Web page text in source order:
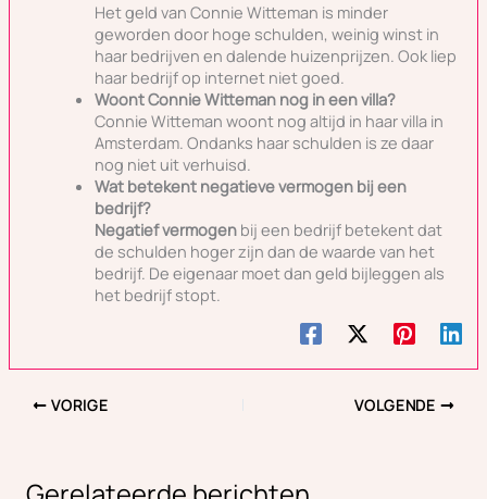
Het geld van Connie Witteman is minder
geworden door hoge schulden, weinig winst in
haar bedrijven en dalende huizenprijzen. Ook liep
haar bedrijf op internet niet goed.
Woont Connie Witteman nog in een villa?
Connie Witteman woont nog altijd in haar villa in
Amsterdam. Ondanks haar schulden is ze daar
nog niet uit verhuisd.
Wat betekent negatieve vermogen bij een
bedrijf?
Negatief vermogen bij een bedrijf betekent dat
de schulden hoger zijn dan de waarde van het
bedrijf. De eigenaar moet dan geld bijleggen als
het bedrijf stopt.
VORIGE VOLGENDE